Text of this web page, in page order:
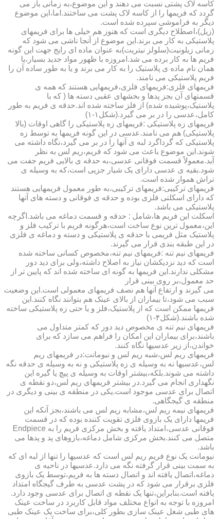
کاسه لاک پشتی نسبت می دهند و این موضوع،به زمانی باز می
گردد که فریمها را از کاسه لاک پشت می ساختند.اما،این موضوع
دیگر به فراموشی سپرده شده است.
(زیل)،اصطلاح دیگری است که هنوز هم خیلی ها برای فریمهای
پلاستیکی به کار می برند.این موضوع از آنجا ناشی می شود که
زمانی زیلونیت(سلولز نیتریت)به عنوان ماده ای رایج جهت این گونه
فریم ها به کار برده می شد.امروزه با ظهور مواد جدید بسیار،یا
همان نام ماده ی پلاستیک را به کار می برند و یا به طور ساده آن را
فریم پلاستیکی می نامند.
فریمهای فلزی:فریمهای فلزی،فریمهایی هستند که همه ی
قسمتهای آن بجز پدها و بخشهای عقبی دسته ها ( که با
پلاستیک،پوشیده شده) از فلز ساخته شده اند.حدقه ی فریم به طور
کامل،عدسی را در بر می گیرد.(شکل۱-۱)
فریمهای زه پلاستیکی :فریمهای زه پلاستیکی را گاهی اوقات (بالا
پلاستیکی) هم می نامند.عدسی در این گونه فریمها به توسط زه
پلاستیکی که گرداگرد لبه ی آنها را در بر می گیرد،نگاه داشته می
شوند.این موضوع باعث می شود که فریم،ریم لس به نظر
آید.معمولاً قسمت فوقانی عدسی،به حدقه ی بالایی فریم جفت می
شود.بقیه ی عدسی دارای یک شیار جزیی است،که به وسیله ی
تراش هموار شده است.
فریمهای ترکیبی:فریمهای ترکیبی،به طور معمول فریمهایی هستند
که دارای اسکلتی فلزی بوده و حدقه ی فوقانی و دسته های آنها
پلاستیکی می باشد.
اسکلت این فریم ها،شامل : حدقه و قسمت دماغه می باشد.اگرچه
این،معمول ترین نوع ساخت است،هرگونه فریم با ترکیب فلز و
پلاستیک مثل فریمی با حدقه ی پلاستیکی و دسته و دماغه ی فلزی
در این طبقه بندی قرار می گیرند.
فریمهای نیم تنه :فریمهای نیم تنه،مخصوص کسانی ساخته شده
است که دید نزدیکشان نیاز به اصلاح داشته،ولی برای دید دور
مشکلی ندارند.این فریمها به گونه ای ساخته شده اند که پایین تر از
حد معمول،بر روی بینی قرار
می گیرند و ارتفاع آنها هم نصف فریمهای معمولی است.این وضعیت
سبب می شود،تا بیماران از بالای عینک هم بتوانند نگاه کنند.این
فریمها ممکن است که از پلاستیک،فلز و یا حتی زه پلاستیکی ساخته
شده باشند.(شکل۴-۱)
فریمهای نیم تنه ی مخصوص دید دور که کمتر متداول می
باشند،برای بیماران این امکان را فراهم می سازد که برای
خواندن،از زیر عدسیها نگاه کنند.
فریمهای ریم لس،شبه ریم لس و نیومانت:در فریمهای ریم
لس،عدسیها نه به وسیله ی زه پلاستیکی و نه به وسیله ی حدقه نگه
داشته می شوند.بلکه،بیشتر اوقات به وسیله ی پیچ یا گیره این
نگهداری انجام می گیرد.در بیشتر فریمهای ریم لس،دو نقطه ی
اتصال برای عدسی موجود است.یکی در منطقه ی بینی و دیگری در
منطقه ی گیجگاهی.
فریمهای نیمه ریم لس،مشابه ریم لس می باشند،بجز آنکه این
فریمها دارای یک بازوی فلزی تقویت کننده بوده که در قسمت
فوقانی عدسی،امتداد یافته و بخش مرکزی فریم را به Endpiece
متصل می کنند.بخش مرکزی شامل دماغه،بازوهای پد و پدها می
باشد.
نیومانت یک نوع فریم ریم لس است که عدسیها را تنها از لبه ای که
به سمت بینی قرار گرفته نگه می دارد.عدسیها در ناحیه ی
دماغه،اتصال یافته اند و اتصال دسته ها به فریم،توسط یک بازوی
فلزی برقرار می شود که در پشت عدسی به طرف گیجگاه امتداد
یافته است.بنابراین،تنها یک نقطه ی اتصال برای عدسی وجود دارد.
امروزه با توجه به انواع مختلف مواد قابل کاربرد در ساخت عینک
های طبی شغل عینک سازی بطور کلی،برای ساخت یک عینک طبی